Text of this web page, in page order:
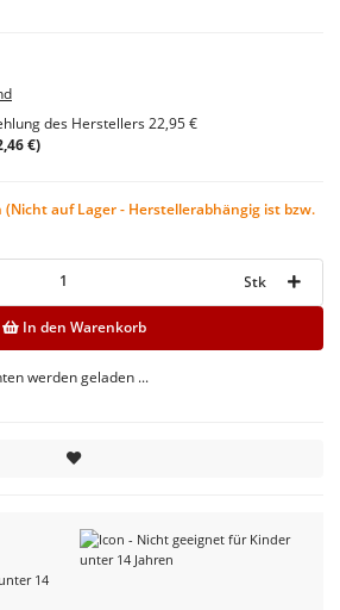
14
des Herstellers22,95 €
€)
Stk
In den Warenkorb
werden geladen ...
(Nicht auf Lager - Herstellerabhängig ist bzw.